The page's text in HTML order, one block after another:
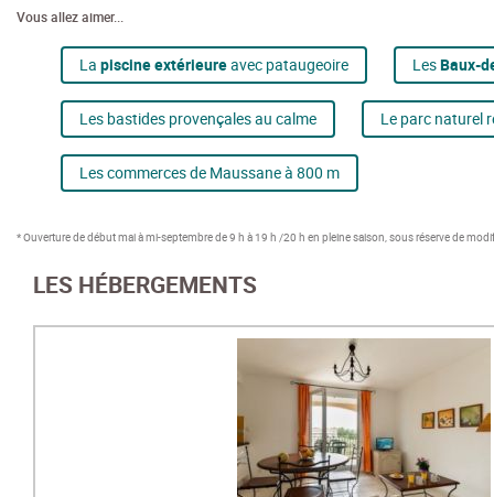
Vous allez aimer...
La piscine extérieureavec pataugeoire LesBaux-
Les bastides provençales au calme Le parc naturel
Les commerces de Maussane à 800 m
* Ouverture de début mai à mi-septembre de 9 h à 19 h /20 h en pleine saison, sous réserve de
LES HÉBERGEMENTS